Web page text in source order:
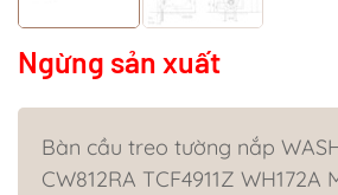
Ngừng sản xuất
Bàn cầu treo tường nắp
CW812RA TCF4911Z WH172A